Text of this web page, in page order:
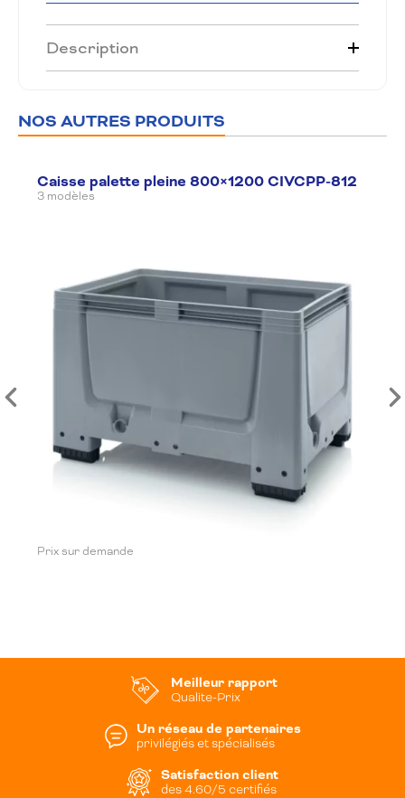
Description
NOS AUTRES PRODUITS
Caisse palette pleine 800×1200 CIVCPP-812
3 modèles
Prix sur demande
Meilleur rapport
Qualite-Prix
Un réseau de partenaires
privilégiés et spécialisés
Satisfaction client
des 4.60/5 certifiés